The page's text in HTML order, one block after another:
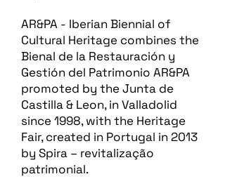
AR&PA - Iberian Biennial of
Cultural Heritage combines the
Bienal de la Restauración y
Gestión del Patrimonio AR&PA
promoted by the Junta de
Castilla & Leon, in Valladolid
since 1998, with the Heritage
Fair, created in Portugal in 2013
by Spira – revitalização
patrimonial.​